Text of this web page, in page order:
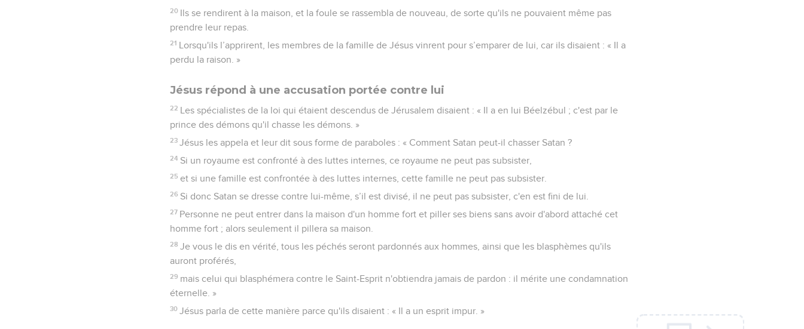
20 Ils se rendirent à la maison, et la foule se rassembla de nouveau, de sorte qu'ils ne pouvaient même pas
prendre leur repas.
21 Lorsqu'ils l’apprirent, les membres de la famille de Jésus vinrent pour s’emparer de lui, car ils disaient : « Il a
perdu la raison. »
Jésus répond à une accusation portée contre lui
22 Les spécialistes de la loi qui étaient descendus de Jérusalem disaient : « Il a en lui Béelzébul ; c'est par le
prince des démons qu'il chasse les démons. »
23 Jésus les appela et leur dit sous forme de paraboles : « Comment Satan peut-il chasser Satan ?
24 Si un royaume est confronté à des luttes internes, ce royaume ne peut pas subsister,
25 et si une famille est confrontée à des luttes internes, cette famille ne peut pas subsister.
26 Si donc Satan se dresse contre lui-même, s’il est divisé, il ne peut pas subsister, c'en est fini de lui.
27 Personne ne peut entrer dans la maison d'un homme fort et piller ses biens sans avoir d'abord attaché cet
homme fort ; alors seulement il pillera sa maison.
28 Je vous le dis en vérité, tous les péchés seront pardonnés aux hommes, ainsi que les blasphèmes qu'ils
auront proférés,
29 mais celui qui blasphémera contre le Saint-Esprit n'obtiendra jamais de pardon : il mérite une condamnation
éternelle. »
30 Jésus parla de cette manière parce qu'ils disaient : « Il a un esprit impur. »